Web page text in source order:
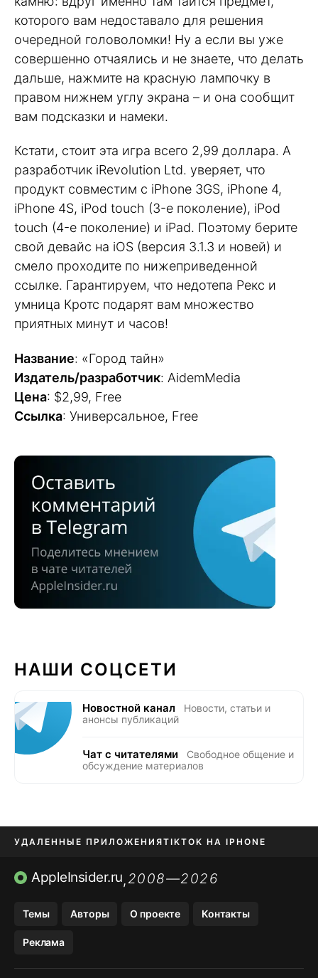
которого вам недоставало для решения
очередной головоломки! Ну а если вы уже
совершенно отчаялись и не знаете, что делать
дальше, нажмите на красную лампочку в
правом нижнем углу экрана – и она сообщит
вам подсказки и намеки.
Кстати, стоит эта игра всего 2,99 доллара. А
разработчик iRevolution Ltd. уверяет, что
продукт совместим с iPhone 3GS, iPhone 4,
iPhone 4S, iPod touch (3-е поколение), iPod
touch (4-е поколение) и iPad. Поэтому берите
свой девайс на iOS (версия 3.1.3 и новей) и
смело проходите по нижеприведенной
ссылке. Гарантируем, что недотепа Рекс и
умница Кротс подарят вам множество
приятных минут и часов!
Название: «Город тайн»
Издатель/разработчик: AidemMedia
Цена: $2,99, Free
Ссылка: Универсальное, Free
НАШИ СОЦСЕТИ
Новостной канал
Новости, статьи и
анонсы публикаций
Чат с читателями
Свободное общение и
обсуждение материалов
УДАЛЕННЫЕ ПРИЛОЖЕНИЯTIKTOK НА IPHONE
ПРИЛОЖЕНИЯ БЕЗ APP STORE
AppleInsider.ru,2008—2026
Темы Авторы О проекте Контакты
Реклама